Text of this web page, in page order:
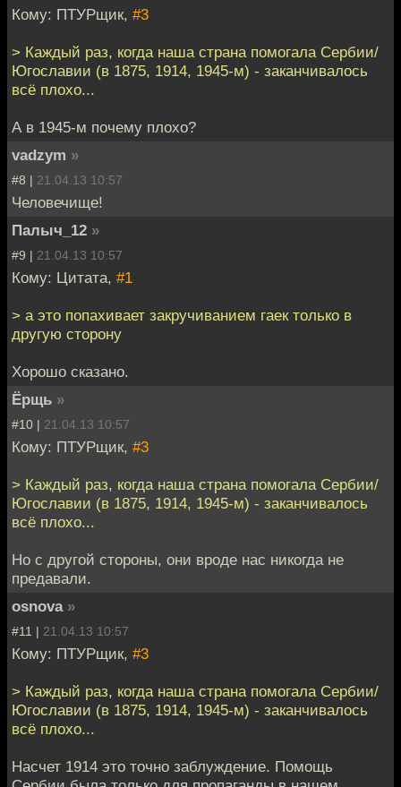
Кому: ПТУРщик, #3
> Каждый раз, когда наша страна помогала Сербии/
Югославии (в 1875, 1914, 1945-м) - заканчивалось
всё плохо...
А в 1945-м почему плохо?
vadzym »
#8 | 21.04.13 10:57
Человечище!
Палыч_12 »
#9 | 21.04.13 10:57
Кому: Цитата, #1
> а это попахивает закручиванием гаек только в
другую сторону
Хорошо сказано.
Ёрщь »
#10 | 21.04.13 10:57
Кому: ПТУРщик, #3
> Каждый раз, когда наша страна помогала Сербии/
Югославии (в 1875, 1914, 1945-м) - заканчивалось
всё плохо...
Но с другой стороны, они вроде нас никогда не
предавали.
osnova »
#11 | 21.04.13 10:57
Кому: ПТУРщик, #3
> Каждый раз, когда наша страна помогала Сербии/
Югославии (в 1875, 1914, 1945-м) - заканчивалось
всё плохо...
Насчет 1914 это точно заблуждение. Помощь